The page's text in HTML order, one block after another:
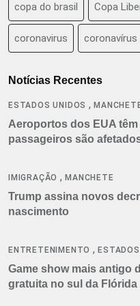
copa do brasil Copa
coronavirus coronavírus
Notícias Recentes
ESTADOS UNIDOS ,
Aeroportos dos EUA
passageiros são
IMIGRAÇÃO ,MANCHETE
Trump assina novos
nascimento
ENTRETENIMENTO ,
Game show mais antigo
gratuita no sul da Flórida